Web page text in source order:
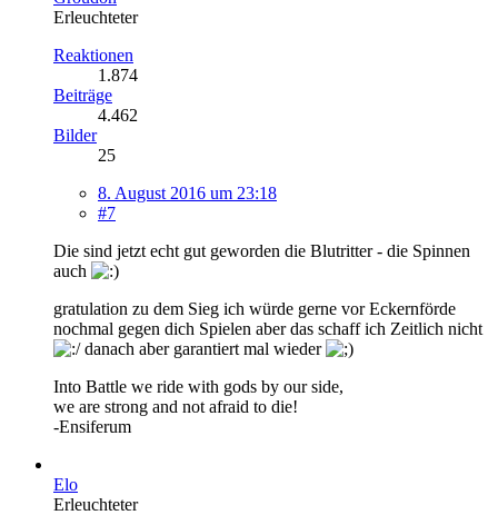
Erleuchteter
Reaktionen
1.874
Beiträge
4.462
Bilder
25
8. August 2016 um 23:18
#7
Die sind jetzt echt gut geworden die Blutritter - die Spinnen
auch
gratulation zu dem Sieg ich würde gerne vor Eckernförde
nochmal gegen dich Spielen aber das schaff ich Zeitlich nicht
danach aber garantiert mal wieder
Into Battle we ride with gods by our side,
we are strong and not afraid to die!
-Ensiferum
Elo
Erleuchteter